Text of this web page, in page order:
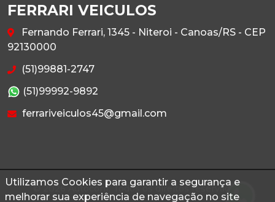
Utilizamos Cookies para garantir a segurança e
melhorar sua experiência de navegação no site
FERRARI VEICULOS
Fernando Ferrari, 1345 - Niteroi - Canoas/RS - CEP
92130000
(51)99881-2747
(51)99992-9892
ferrariveiculos45@gmail.com
© 2026 Autoconf. Todos os direitos reservados.